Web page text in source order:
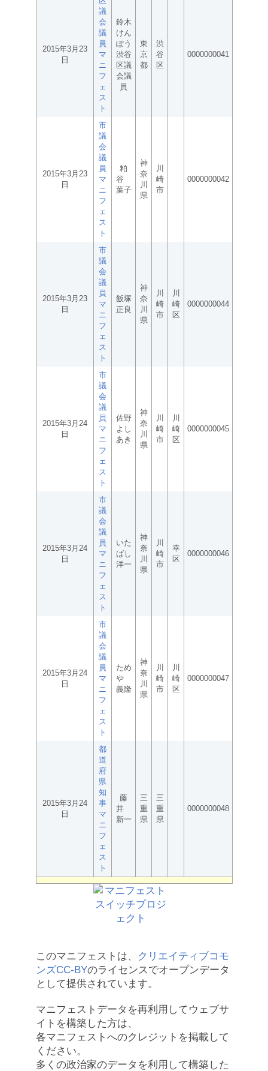
2015年3月23
日
議
会
議
員
マ
ニ
フ
ェ
ス
ト
鈴木
けん
ぽう
渋谷
区議
会議
員
東
京
都
渋
谷
区
0000000041
2015年3月23
日
市
議
会
議
員
マ
ニ
フ
ェ
ス
ト
粕
谷
葉子
神
奈
川
県
川
崎
市
0000000042
2015年3月23
日
市
議
会
議
員
マ
ニ
フ
ェ
ス
ト
飯塚
正良
神
奈
川
県
川
崎
市
川
崎
区
0000000044
2015年3月24
日
市
議
会
議
員
マ
ニ
フ
ェ
ス
ト
佐野
よし
あき
神
奈
川
県
川
崎
市
川
崎
区
0000000045
2015年3月24
日
市
議
会
議
員
マ
ニ
フ
ェ
ス
ト
いた
ばし
洋一
神
奈
川
県
川
崎
市
幸
区
0000000046
2015年3月24
日
市
議
会
議
員
マ
ニ
フ
ェ
ス
ト
ため
や
義隆
神
奈
川
県
川
崎
市
川
崎
区
0000000047
2015年3月24
日
都
道
府
県
知
事
マ
ニ
フ
ェ
ス
ト
藤
井
新一
三
重
県
三
重
県
0000000048
このマニフェストは、
クリエイティブコモ
ンズCC-BYのライセンスでオープンデータ
として提供されています。
マニフェストデータを再利用してウェブサ
イトを構築した方は、
各マニフェストへのクレジットを掲載して
ください。
多くの政治家のデータを利用して構築した